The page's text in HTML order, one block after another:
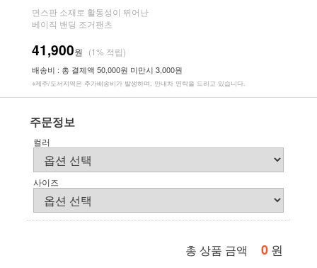
면스판 소재로 활동성이 뛰어난
베이직 밴딩 조거팬츠
41,900원 (1% 적립)
배송비 : 총 결제액 50,000원 미만시 3,000원
※제주/도서지역은 추가배송비가 발생하며, 안내차 연락을 드리고 있습니다.
주문정보
컬러
사이즈
총 상품 금액 0 원